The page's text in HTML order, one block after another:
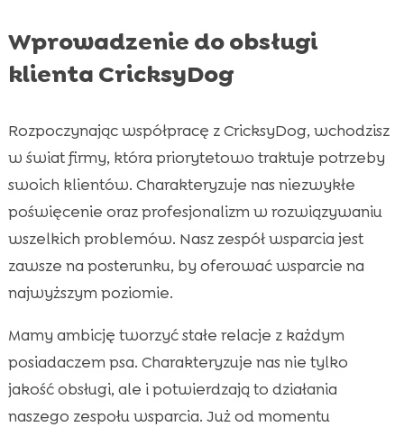
Wprowadzenie do obsługi
klienta CricksyDog
Rozpoczynając współpracę z CricksyDog, wchodzisz
w świat firmy, która priorytetowo traktuje potrzeby
swoich klientów. Charakteryzuje nas niezwykłe
poświęcenie oraz profesjonalizm w rozwiązywaniu
wszelkich problemów. Nasz zespół wsparcia jest
zawsze na posterunku, by oferować wsparcie na
najwyższym poziomie.
Mamy ambicję tworzyć stałe relacje z każdym
posiadaczem psa. Charakteryzuje nas nie tylko
jakość obsługi, ale i potwierdzają to działania
naszego zespołu wsparcia. Już od momentu